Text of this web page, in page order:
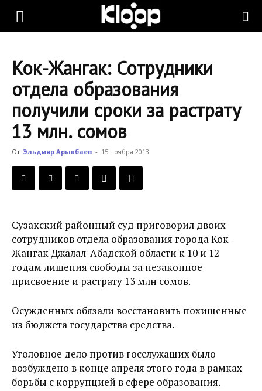
KLOOP.KG
Новости
Кыргызстана
Кок-Жангак: Сотрудники
отдела образования
получили сроки за растрату
13 млн. сомов
От Эльдияр Арыкбаев - 15 ноября 2013
Сузакский районный суд приговорил двоих
сотрудников отдела образования города Кок-
Жангак Джалал-Абадской области к 10 и 12
годам лишения свободы за незаконное
присвоение и растрату 13 млн сомов.
Осужденных обязали восстановить похищенные
из бюджета государства средства.
Уголовное дело против госслужащих было
возбуждено в конце апреля этого года в рамках
борьбы с коррупцией в сфере образования.